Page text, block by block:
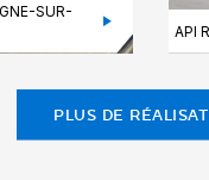
SUR-
API
PLUS DE